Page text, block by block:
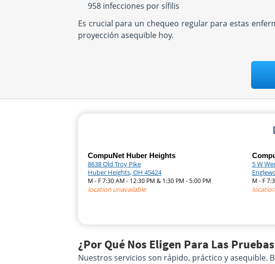
958 infecciones por sífilis
Es crucial para un chequeo regular para estas
proyección asequible hoy.
CompuNet Huber Heights
8638 Old Troy Pike
Huber Heights, OH 45424
M - F 7:30 AM - 12:30 PM & 1:30 PM - 5:00 PM
location unavailable
5 W
M - F
¿Por Qué Nos Eligen Para Las
Nuestros servicios son rápido, práctico y asequible.